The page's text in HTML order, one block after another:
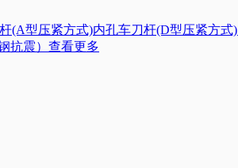
(A型压紧方式)内孔车刀杆(D型压紧方式)
抗震） 查看更多